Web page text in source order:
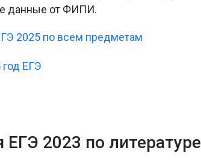
данные от ФИПИ.
2025 по всем предметам
год ЕГЭ
ЕГЭ 2023 по литературе